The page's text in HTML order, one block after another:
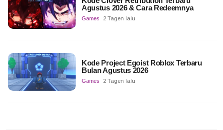
Agustus 2026 & Cara Redeemnya
Games 2 Tagen lalu
Kode Project Egoist Roblox Terbaru
Bulan Agustus 2026
Games 2 Tagen lalu